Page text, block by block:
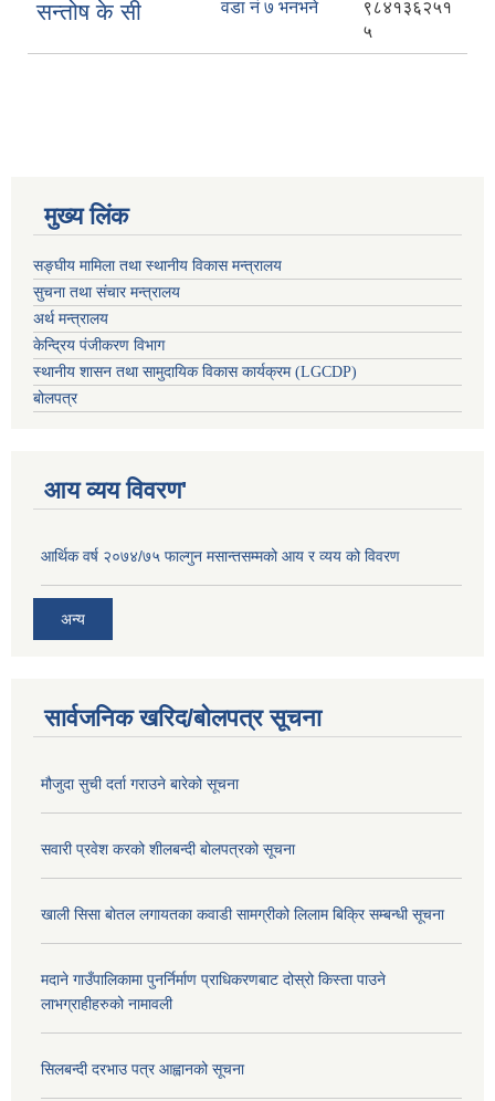
सन्तोष के सी वडा नं ७ भनभने
९८४१३६२५१
५
मुख्य लिंक
सङ्घीय मामिला तथा स्थानीय विकास मन्त्रालय
सुचना तथा संचार मन्त्रालय
अर्थ मन्त्रालय
केन्द्रिय पंजीकरण विभाग
स्थानीय शासन तथा सामुदायिक विकास कार्यक्रम (LGCDP)
बोलपत्र
आय व्यय विवरण'
आर्थिक वर्ष २०७४/७५ फाल्गुन मसान्तसम्मको आय र व्यय को विवरण
अन्य
सार्वजनिक खरिद/बोलपत्र सूचना
मौजुदा सुची दर्ता गराउने बारेको सूचना
सवारी प्रवेश करको शीलबन्दी बोलपत्रको सूचना
खाली सिसा बोतल लगायतका कवाडी सामग्रीको लिलाम बिक्रि सम्बन्धी सूचना
मदाने गाउँपालिकामा पुनर्निर्माण प्राधिकरणबाट दोस्रो किस्ता पाउने
लाभग्राहीहरुको नामावली
सिलबन्दी दरभाउ पत्र आह्वानको सूचना